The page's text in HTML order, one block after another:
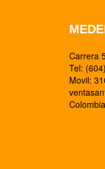
Carrera
Tel:
Movil:
Colombia